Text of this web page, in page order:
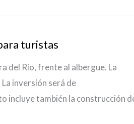
turistas
del Río, frente al albergue. La
inversión será de
incluye también la construcción